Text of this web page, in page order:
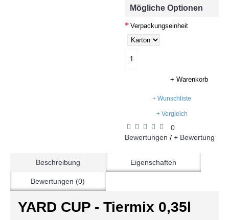
Mögliche Optionen
Verpackungseinheit
+ Warenkorb
+ Wunschliste
+ Vergleich
0
Bewertungen / + Bewertung
Beschreibung Eigenschaften
Bewertungen (0)
YARD CUP - Tiermix 0,35l